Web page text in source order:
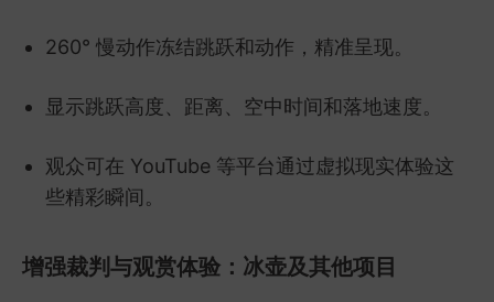
260° 慢动作冻结跳跃和动作，精准呈现。
显示跳跃高度、距离、空中时间和落地速度。
观众可在 YouTube 等平台通过虚拟现实体验这
些精彩瞬间。
增强裁判与观赏体验：冰壶及其他项目